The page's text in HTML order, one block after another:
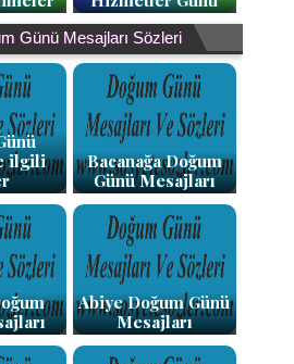
Günü Mesajları Sözleri
ilgili
Bacanağa Doğum
Günü Mesajları
Abiye Doğum Günü
Mesajları